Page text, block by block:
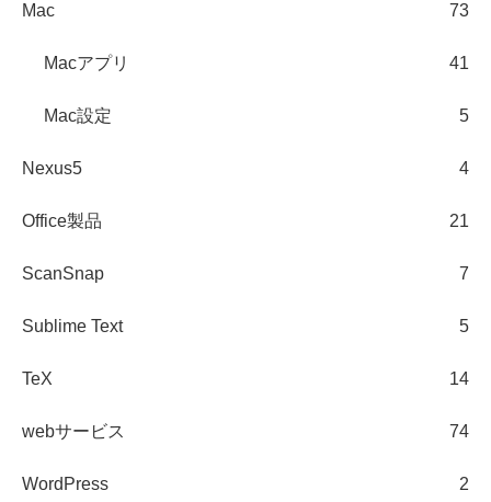
Mac 73
Macアプリ 41
Mac設定 5
Nexus5 4
Office製品 21
ScanSnap 7
Sublime Text 5
TeX 14
webサービス 74
WordPress 2